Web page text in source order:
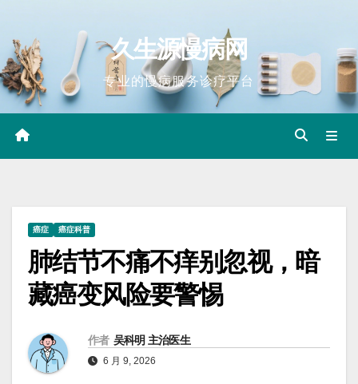
content
久生源慢病网
专业的慢病服务诊疗平台
癌症 癌症科普
肺结节不痛不痒别忽视，暗
藏癌变风险要警惕
作者 吴科明 主治医生
6 月 9, 2026